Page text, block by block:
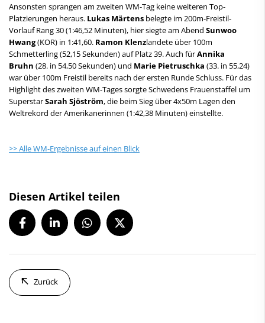
Ansonsten sprangen am zweiten WM-Tag keine weiteren Top-
Platzierungen heraus. Lukas Märtens belegte im 200m-Freistil-
Vorlauf Rang 30 (1:46,52 Minuten), hier siegte am Abend Sunwoo
Hwang(KOR) in 1:41,60. Ramon Klenzlandete über 100m
Schmetterling (52,15 Sekunden) auf Platz 39. Auch fürAnnika
Bruhn (28. in 54,50 Sekunden) und Marie Pietruschka (33. in 55,24)
war über 100m Freistil bereits nach der ersten Runde Schluss. Für das
Highlight des zweiten WM-Tages sorgte Schwedens Frauenstaffel um
SuperstarSarah Sjöström, die beim Sieg über 4x50m Lagen den
Weltrekord der Amerikanerinnen (1:42,38 Minuten) einstellte.
>> Alle WM-Ergebnisse auf einen Blick
Diesen Artikel teilen
Zurück